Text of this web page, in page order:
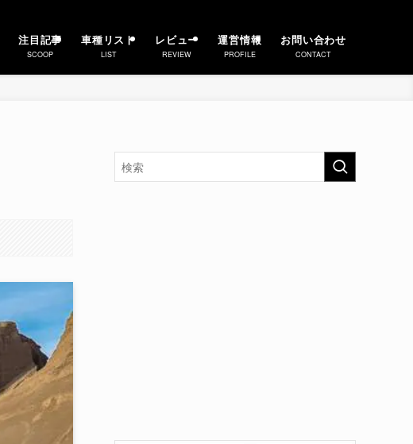
注目記事
SCOOP
車種リスト
LIST
レビュー
REVIEW
運営情報
PROFILE
お問い合わせ
CONTACT